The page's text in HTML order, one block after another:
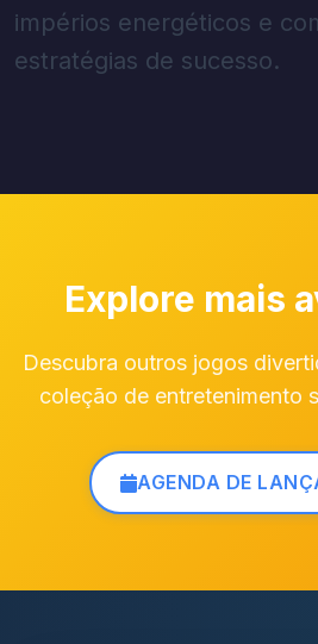
impérios energéticos e
estratégias de sucesso.
Explore mais
Descubra outros jogos
coleção de entretenimento
AGENDA DE